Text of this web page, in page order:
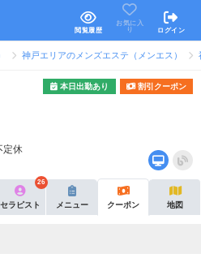
閲覧履歴
お気に入
り
ログイン
神戸エリアのメンズエステ（メンエス）
本日出勤あり 割引クーポン
定休
セラピスト
26
メニュー クーポン 地図